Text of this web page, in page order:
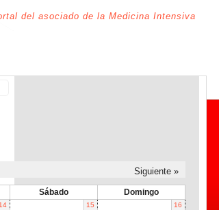
del asociado de la Medicina Intensiva
Siguiente »
Sábado Domingo
14 15 16